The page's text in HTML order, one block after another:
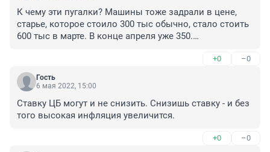
К чему эти пугалки? Машины тоже задрали в цене,
старье, которое стоило 300 тыс обычно, стало стоить
600 тыс в марте. В конце апреля уже 350.
заработанным рублем. Так же и здесь будет. Никто не
будет брать жилье супердорогое, денег лишних нет у
людей. Однушка в хрущевке, которой красная
5млн брать не будет.
+0 –0
Гость
6 мая 2022, 15:00
Ставку ЦБ могут и не снизить. Снизишь ставку - и без
того высокая инфляция увеличится.
+0 –0